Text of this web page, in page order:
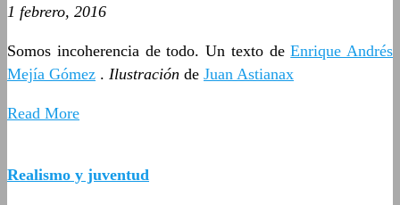
1 febrero, 2016
Somos incoherencia de todo. Un texto deEnrique Andrés
Mejía Gómez . Ilustración de Juan Astianax
Read More
Realismo y juventud